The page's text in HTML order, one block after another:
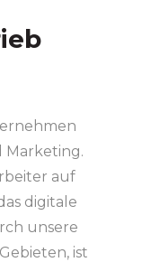
Marketing.
auf
digitale
unsere
ist